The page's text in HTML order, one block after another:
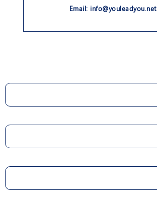
Email: info@youleadyou.net